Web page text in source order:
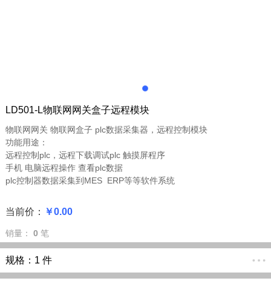
LD501-L物联网网关盒子远程模块
物联网网关 物联网盒子 plc数据采集器，远程控制模块
功能用途：
远程控制plc，远程下载调试plc 触摸屏程序
手机 电脑远程操作 查看plc数据
plc控制器数据采集到MES ERP等等软件系统
当前价： ￥0.00
销量： 0 笔
规格： 1 件